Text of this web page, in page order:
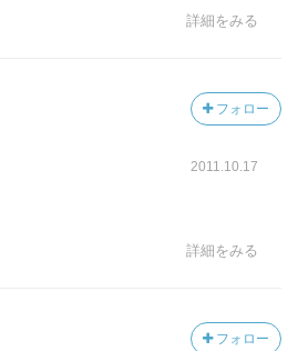
詳細をみる
フォロー
2011.10.17
詳細をみる
フォロー